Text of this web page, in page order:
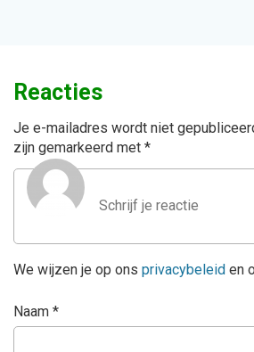
Reacties
Je e-mailadres wordt niet
zijn gemarkeerd met *
We wijzen je op ons privacybeleid en
Naam *